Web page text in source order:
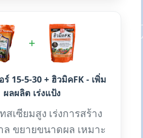
+
ร์ 15-5-30 + ฮิวมิคFK - เพิ่ม
ผลผลิต เร่งแป้ง
เซียมสูง เร่งการสร้าง
ล ขยายขนาดผล เหมาะ